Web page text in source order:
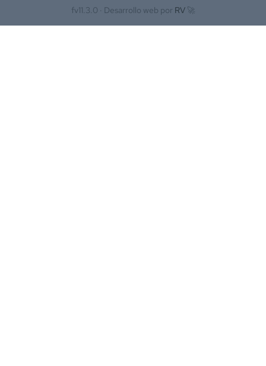
fv11.3.0 · Desarrollo web por RV 🚀